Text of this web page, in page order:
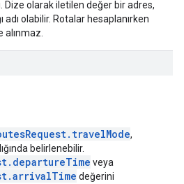
Dize olarak iletilen değer bir adres,
adı olabilir. Rotalar hesaplanırken
alınmaz.
,
belirlenebilir.
veya
değerini